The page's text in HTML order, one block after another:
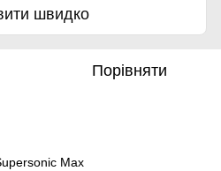
швидко
Порівняти
Max